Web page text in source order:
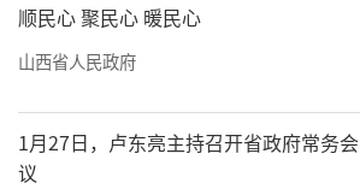
顺民心 聚民心 暖民心
山西省人民政府
1月27日，卢东亮主持召开省政府常务会
议